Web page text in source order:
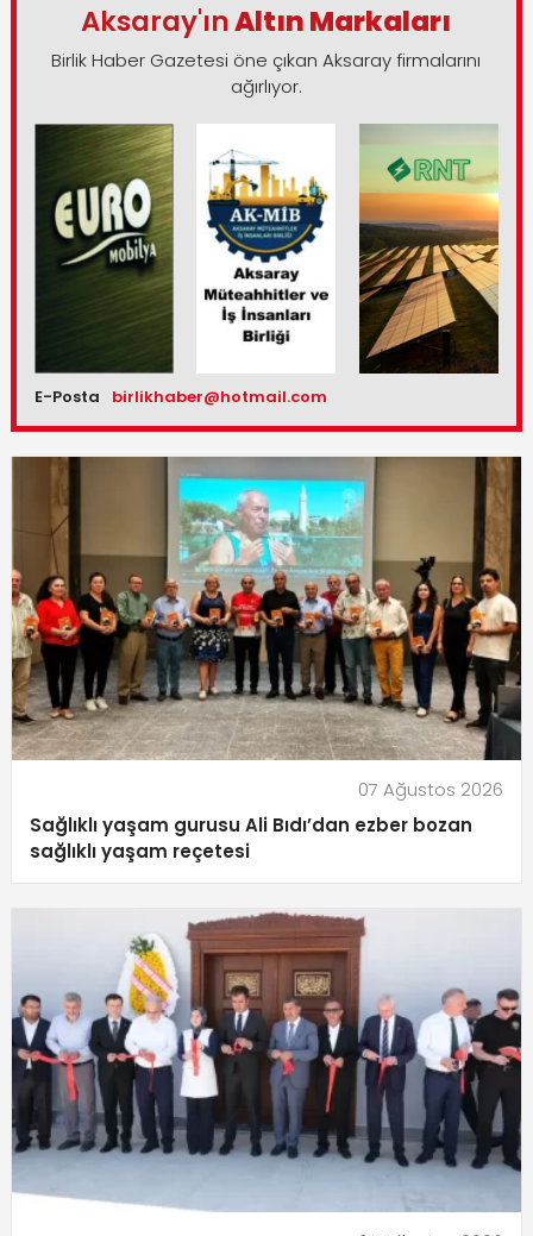
Aksaray'ınAltın Markaları
Birlik Haber Gazetesi öne çıkan Aksaray firmalarını
ağırlıyor.
E-Posta birlikhaber@hotmail.com
07 Ağustos 2026
Sağlıklı yaşam gurusu Ali Bıdı’dan ezber bozan
sağlıklı yaşam reçetesi